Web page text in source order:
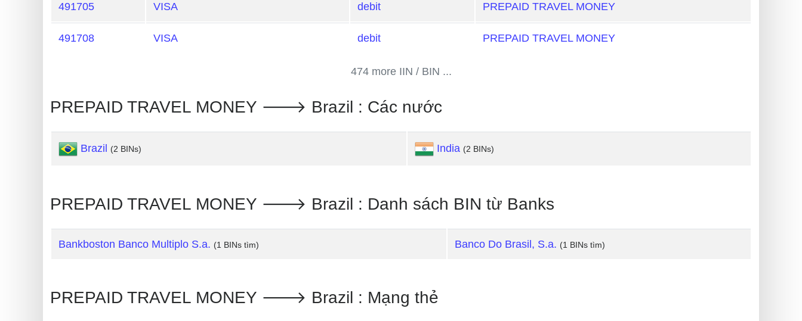
Credit
Card
Generator
Card
from
BIN
Credit
Service
What
is
Address
491705 VISA debit PREPAID TRAVEL MONEY
491708 VISA debit PREPAID TRAVEL MONEY
474 more IIN / BIN ...
PREPAID TRAVEL MONEY 🡒 Brazil : Các nước
Brazil (2 BINs) India (2 BINs)
PREPAID TRAVEL MONEY 🡒 Brazil : Danh sách BIN từ Banks
Bankboston Banco Multiplo S.a. (1 BINs tìm) Banco Do Brasil, S.a. (1 BINs tìm)
PREPAID TRAVEL MONEY 🡒 Brazil : Mạng thẻ